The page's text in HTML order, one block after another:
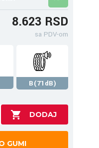
8.623 RSD
sa PDV-om
B(71dB)
GUMI